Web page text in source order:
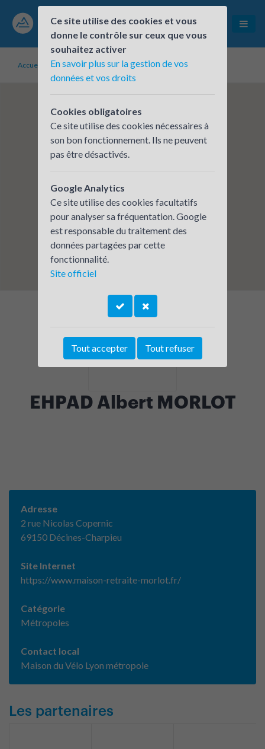
Accueil Établissements inscrits EHPAD Albert MORLOT
EHPAD Albert MORLOT
Adresse
2 rue Nicolas Copernic
69150 Décines-Charpieu
Site Internet
https://www.maison-retraite-morlot.fr/
Catégorie
Métropoles
Contact local
Maison du Vélo Lyon métropole
Les partenaires
Ce site utilise des cookies et vous
donne le contrôle sur ceux que vous
souhaitez activer
En savoir plus sur la gestion de vos
données et vos droits
Cookies obligatoires
Ce site utilise des cookies nécessaires à
son bon fonctionnement. Ils ne peuvent
pas être désactivés.
Google Analytics
Ce site utilise des cookies facultatifs
pour analyser sa fréquentation. Google
est responsable du traitement des
données partagées par cette
fonctionnalité.
Site officiel
Tout accepter Tout refuser